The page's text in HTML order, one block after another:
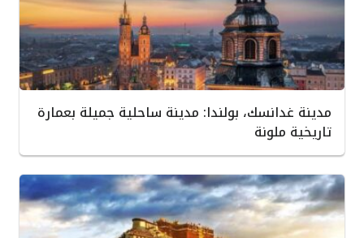
مدينة غدانسك، بولندا: مدينة ساحلية جميلة بعمارة
تاريخية ملونة